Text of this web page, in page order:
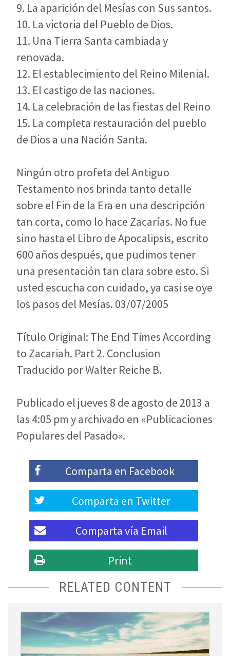
9. La aparición del Mesías con Sus santos.
10. La victoria del Pueblo de Dios.
11. Una Tierra Santa cambiada y
renovada.
12. El establecimiento del Reino Milenial.
13. El castigo de las naciones.
14. La celebración de las fiestas del Reino
15. La completa restauración del pueblo
de Dios a una Nación Santa.
Ningún otro profeta del Antiguo
Testamento nos brinda tanto detalle
sobre el Fin de la Era en una descripción
tan corta, como lo hace Zacarías. No fue
sino hasta el Libro de Apocalipsis, escrito
600 años después, que pudimos tener
una presentación tan clara sobre esto. Si
usted escucha con cuidado, ya casi se oye
los pasos del Mesías. 03/07/2005
Título Original: The End Times According
to Zacariah. Part 2. Conclusion
Traducido por Walter Reiche B.
Publicado el jueves 8 de agosto de 2013 a
las 4:05 pm y archivado en «Publicaciones
Populares del Pasado».
Comparta en Facebook
Comparta en Twitter
Comparta vía Email
Print
RELATED CONTENT